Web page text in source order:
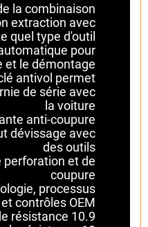
la combinaison
extraction avec
quel type d'outil
pour
et le démontage
antivol permet
de série avec
la voiture
anti-coupure
dévissage avec
des outils
perforation et de
coupure
processus
et contrôles OEM
résistance 10.9